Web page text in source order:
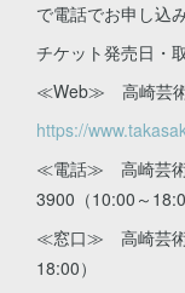
で電話でお申し込
チケット発売日・
≪Web≫ 高崎芸術
https://
≪電話≫ 高崎芸術
3900（10:00～
≪窓口≫ 高崎芸術
18:00）